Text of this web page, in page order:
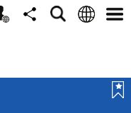
分
搜
語
選